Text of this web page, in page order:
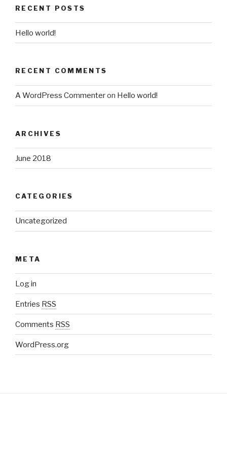
RECENT POSTS
Hello world!
RECENT COMMENTS
A WordPress Commenteron Hello world!
ARCHIVES
June 2018
CATEGORIES
Uncategorized
META
Log in
Entries RSS
Comments RSS
WordPress.org